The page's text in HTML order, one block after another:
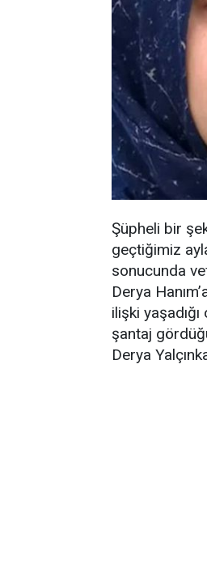
Şüpheli bir
geçtiğimiz
sonucunda
Derya
ilişki
şantaj
Derya